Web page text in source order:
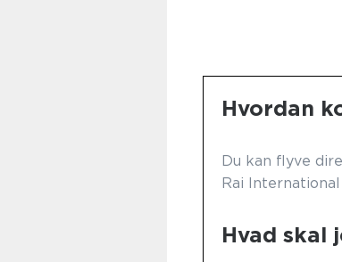
Hvordan
Du kan flyve
Rai
Hvad skal